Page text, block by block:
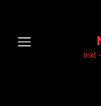
Inkt